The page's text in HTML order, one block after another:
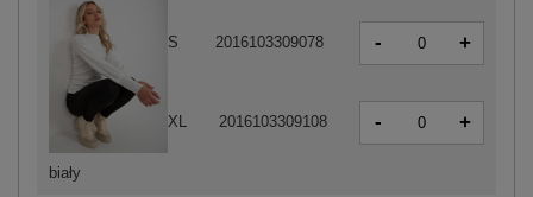
biały
S 2016103309078 - +
XL 2016103309108 - +